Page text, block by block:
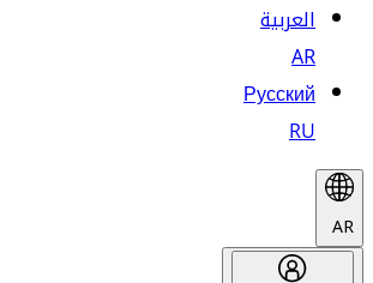
العربية
AR
Русский
RU
AR